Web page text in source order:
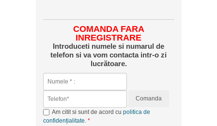
COMANDA FARA
INREGISTRARE
Introduceti numele si numarul de
telefon si va vom contacta intr-o zi
lucrătoare.
Comanda
Am citit si sunt de acord cu politica de
confidențialitate.